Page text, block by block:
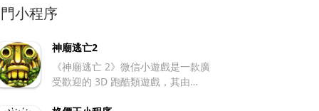
咖啡口味。還會舉辦 「雲咖啡」 等
一起參與。此外，用戶分享自身咖啡
增加社交影響力與互動趣味。
登。
小程序
神廟逃亡2
《神廟逃亡 2》微信小遊戲是一款廣
受歡迎的 3D 跑酷類遊戲，其由